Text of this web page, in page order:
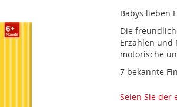
Babys lieben
Die
Erzählen und
motorische
7 bekannte
Seien Sie der